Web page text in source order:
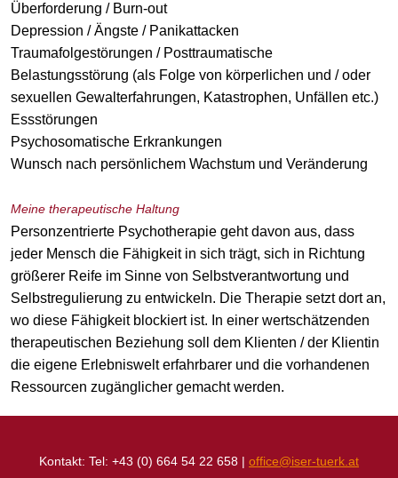
Überforderung / Burn-out
Depression / Ängste / Panikattacken
Traumafolgestörungen / Posttraumatische
Belastungsstörung (als Folge von körperlichen und / oder
sexuellen Gewalterfahrungen, Katastrophen, Unfällen etc.)
Essstörungen
Psychosomatische Erkrankungen
Wunsch nach persönlichem Wachstum und Veränderung
Meine therapeutische Haltung
Personzentrierte Psychotherapie geht davon aus, dass
jeder Mensch die Fähigkeit in sich trägt, sich in Richtung
größerer Reife im Sinne von Selbstverantwortung und
Selbstregulierung zu entwickeln. Die Therapie setzt dort an,
wo diese Fähigkeit blockiert ist. In einer wertschätzenden
therapeutischen Beziehung soll dem Klienten / der Klientin
die eigene Erlebniswelt erfahrbarer und die vorhandenen
Ressourcen zugänglicher gemacht werden.
Kontakt: Tel: +43 (0) 664 54 22 658 | office@iser-tuerk.at